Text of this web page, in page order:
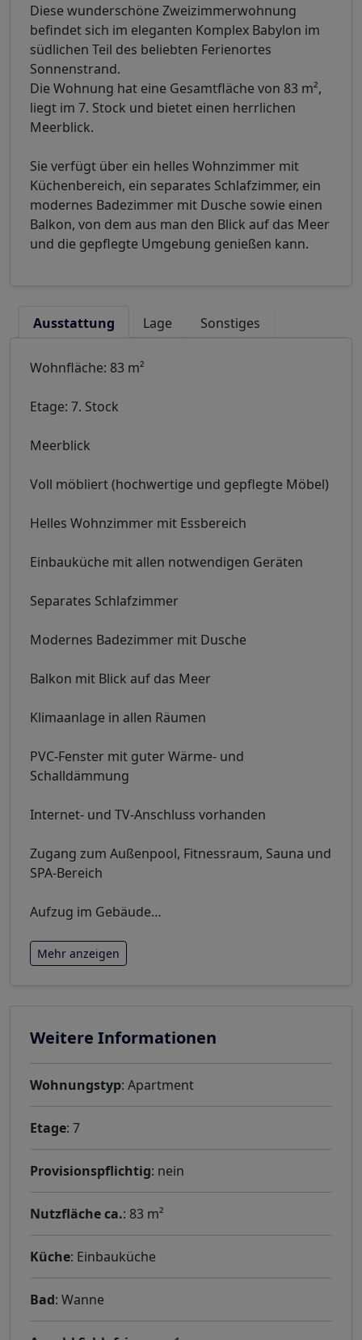
Diese wunderschöne Zweizimmerwohnung
befindet sich im eleganten Komplex Babylon im
südlichen Teil des beliebten Ferienortes
Sonnenstrand.
Die Wohnung hat eine Gesamtfläche von 83 m²,
liegt im 7. Stock und bietet einen herrlichen
Meerblick.
Sie verfügt über ein helles Wohnzimmer mit
Küchenbereich, ein separates Schlafzimmer, ein
modernes Badezimmer mit Dusche sowie einen
Balkon, von dem aus man den Blick auf das Meer
und die gepflegte Umgebung genießen kann.
Ausstattung Lage Sonstiges
Wohnfläche: 83 m²
Etage: 7. Stock
Meerblick
Voll möbliert (hochwertige und gepflegte Möbel)
Helles Wohnzimmer mit Essbereich
Einbauküche mit allen notwendigen Geräten
Separates Schlafzimmer
Modernes Badezimmer mit Dusche
Balkon mit Blick auf das Meer
Klimaanlage in allen Räumen
PVC-Fenster mit guter Wärme- und
Schalldämmung
Internet- und TV-Anschluss vorhanden
Zugang zum Außenpool, Fitnessraum, Sauna und
SPA-Bereich
Aufzug im Gebäude…
Mehr anzeigen
Weitere Informationen
Wohnungstyp: Apartment
Etage: 7
Provisionspflichtig: nein
Nutzfläche ca.: 83 m²
Küche: Einbauküche
Bad: Wanne